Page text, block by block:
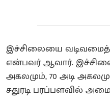
இச்சிலையை
என்பவர் ஆவார். இச்சிலை
அகலமும், 70 அடி
சதுரடி பரப்பளவில்